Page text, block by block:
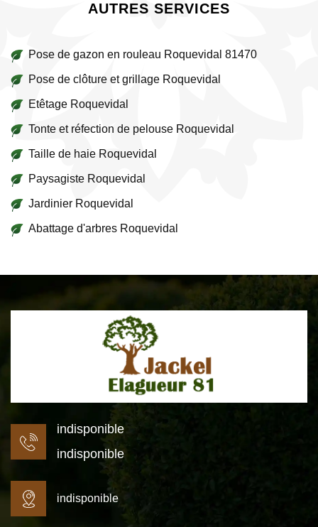
AUTRES SERVICES
Pose de gazon en rouleau Roquevidal 81470
Pose de clôture et grillage Roquevidal
Etêtage Roquevidal
Tonte et réfection de pelouse Roquevidal
Taille de haie Roquevidal
Paysagiste Roquevidal
Jardinier Roquevidal
Abattage d'arbres Roquevidal
indisponible
indisponible
indisponible